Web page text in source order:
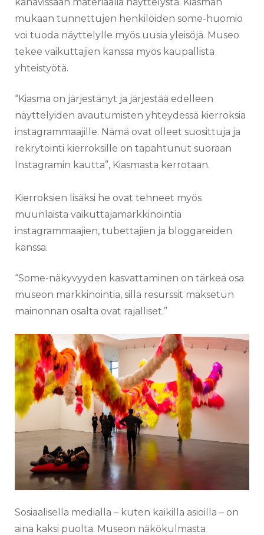
mukaan tunnettujen henkilöiden some-huomio
voi tuoda näyttelylle myös uusia yleisöjä. Museo
tekee vaikuttajien kanssa myös kaupallista
yhteistyötä.
“Kiasma on järjestänyt ja järjestää edelleen
näyttelyiden avautumisten yhteydessä kierroksia
instagrammaajille. Nämä ovat olleet suosittuja ja
rekrytointi kierroksille on tapahtunut suoraan
Instagramin kautta”, Kiasmasta kerrotaan.
Kierroksien lisäksi he ovat tehneet myös
muunlaista vaikuttajamarkkinointia
instagrammaajien, tubettajien ja bloggareiden
kanssa.
“Some-näkyvyyden kasvattaminen on tärkeä osa
museon markkinointia, sillä resurssit maksetun
mainonnan osalta ovat rajalliset.”
Sosiaalisella medialla – kuten kaikilla asioilla – on
aina kaksi puolta. Museon näkökulmasta